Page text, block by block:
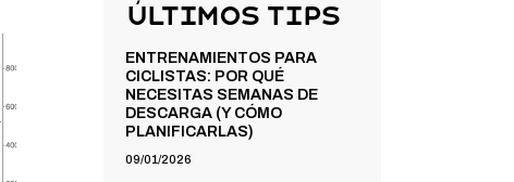
Últimos Tips
ENTRENAMIENTOS PARA
CICLISTAS: POR QUÉ
NECESITAS SEMANAS DE
DESCARGA (Y CÓMO
PLANIFICARLAS)
09/01/2026